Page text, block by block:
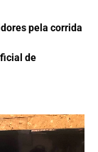
pela corrida
de